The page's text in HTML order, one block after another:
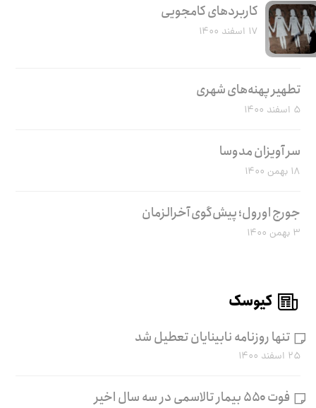
کاربرد‌های کامجویی
۱۷ اسفند ۱۴۰۰
تطهیر پهنه‌های شهری
۵ اسفند ۱۴۰۰
سر آویزان مدوسا
۱۸ بهمن ۱۴۰۰
جورج اورول؛ پیش‌گوی آخرالزمان
۳ بهمن ۱۴۰۰
کیوسک
تنها روزنامه نابینایان تعطیل شد
۲۵ اسفند ۱۴۰۰
فوت ۵۵۰ بیمار تالاسمی در سه سال اخیر